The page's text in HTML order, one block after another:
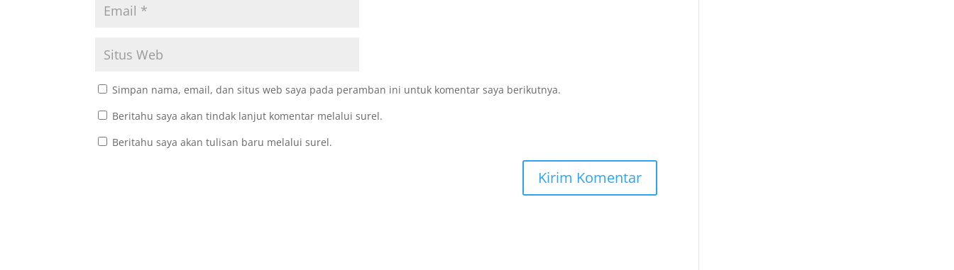
Simpan nama, email, dan situs web saya pada peramban ini untuk komentar saya berikutnya.
Beritahu saya akan tindak lanjut komentar melalui surel.
Beritahu saya akan tulisan baru melalui surel.